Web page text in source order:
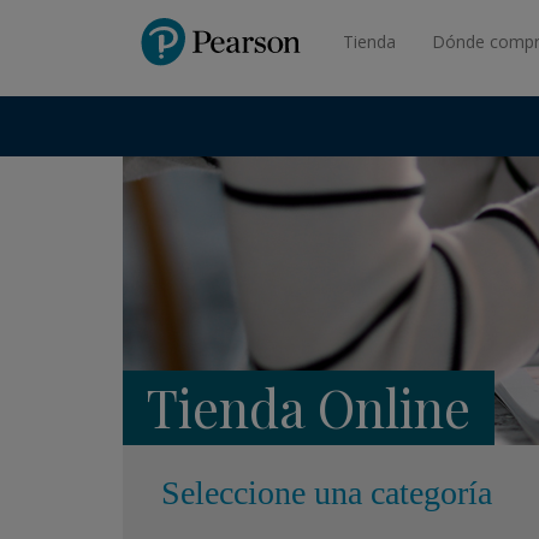
PearsonTienda Dónde
Tienda Online
Seleccione una categoría